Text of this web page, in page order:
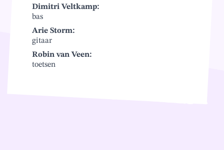
Dimitri Veltkamp:
bas
Arie Storm:
gitaar
Robin van Veen:
toetsen